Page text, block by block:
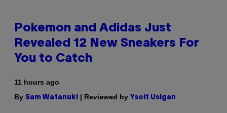
Pokemon and Adidas Just
Revealed 12 New Sneakers For
You to Catch
11 hours ago
By Sam Watanuki | Reviewed by Ysolt Usigan